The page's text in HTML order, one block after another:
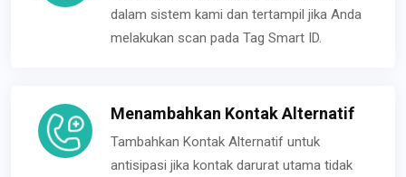
dalam sistem kami dan tertampil jika Anda
melakukan scan pada Tag Smart ID.
Menambahkan Kontak Alternatif
Tambahkan Kontak Alternatif untuk
antisipasi jika kontak darurat utama tidak